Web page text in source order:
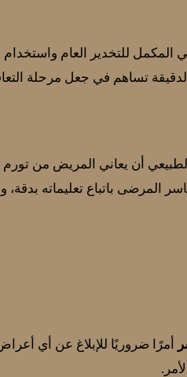
المكمل للتخدير العام
تساهم في جعل مرحلة
أن يعاني المريض من
المرضى باتباع تعليماته
أمرًا ضروريًا للإبلاغ عن أي